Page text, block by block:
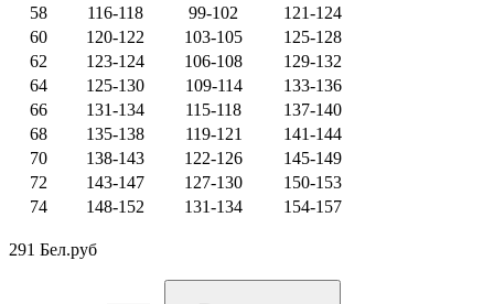
58
116-118 99-102
121-124
60
120-122 103-105
125-128
62
123-124 106-108
129-132
64
125-130 109-114
133-136
66
131-134 115-118
137-140
68
135-138 119-121
141-144
70
138-143 122-126
145-149
72
143-147 127-130
150-153
74
148-152 131-134 154-157
291 Бел.руб